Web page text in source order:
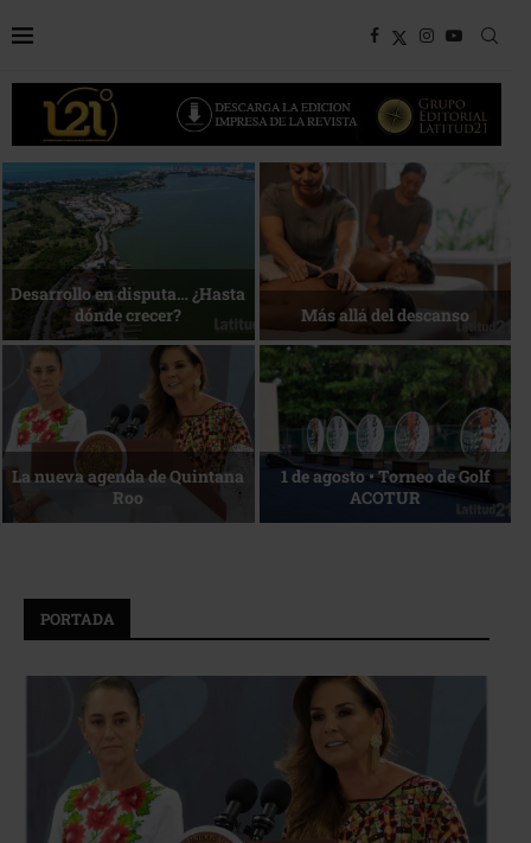
Bottega, un viaje servido a la
mesa
Energía que Impulsa la
competitividad
Reconocimiento de viajeros La esencia del servicio
PORTADA